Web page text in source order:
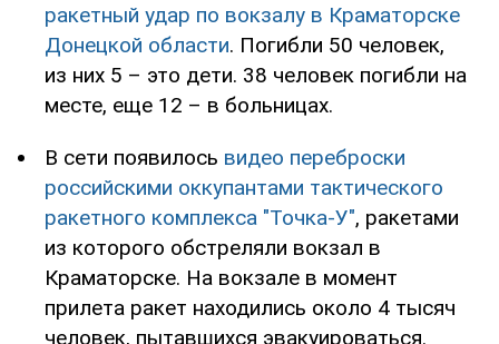
ракетный удар по вокзалу в Краматорске
Донецкой области. Погибли 50 человек,
из них 5 – это дети. 38 человек погибли на
месте, еще 12 – в больницах.
В сети появилось видео переброски
российскими оккупантами тактического
ракетного комплекса "Точка-У", ракетами
из которого обстреляли вокзал в
Краматорске. На вокзале в момент
прилета ракет находились около 4 тысяч
человек, пытавшихся эвакуироваться.